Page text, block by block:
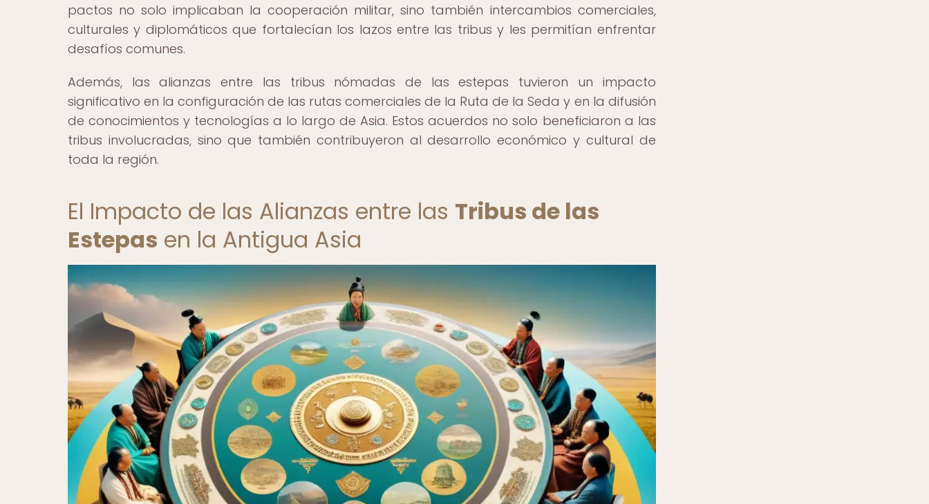
pactos no solo implicaban la cooperación militar, sino también intercambios comerciales,
culturales y diplomáticos que fortalecían los lazos entre las tribus y les permitían enfrentar
desafíos comunes.
Además, las alianzas entre las tribus nómadas de las estepas tuvieron un impacto
significativo en la configuración de las rutas comerciales de la Ruta de la Seda y en la difusión
de conocimientos y tecnologías a lo largo de Asia. Estos acuerdos no solo beneficiaron a las
tribus involucradas, sino que también contribuyeron al desarrollo económico y cultural de
toda la región.
El Impacto de las Alianzas entre las Tribus de las
Estepas en la Antigua Asia